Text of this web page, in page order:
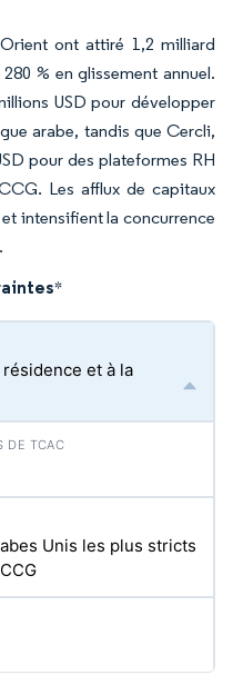
ont attiré 1,2 milliard
% en glissement annuel.
USD pour développer
arabe, tandis que Cercli,
pour des plateformes RH
Les afflux de capitaux
intensifient la concurrence
*
et à la
Unis les plus stricts